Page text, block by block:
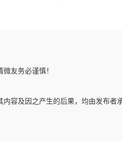
友务必谨慎！
容及因之产生的后果，均由发布者